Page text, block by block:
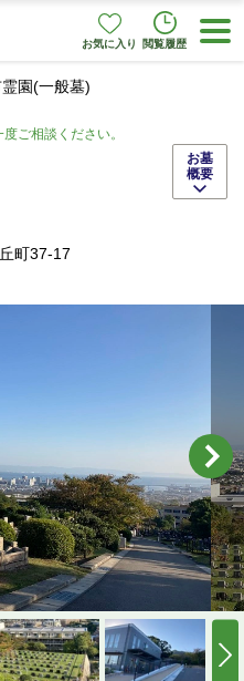
お気に入り 閲覧履歴
園(一般墓)
ご相談ください。
町37-17
お墓
概要